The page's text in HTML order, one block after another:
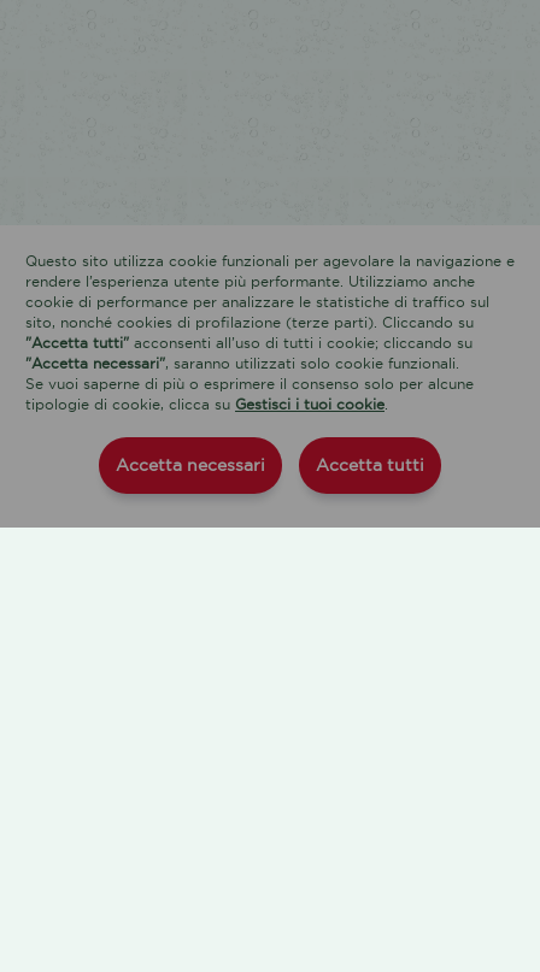
Questo sito utilizza cookie funzionali per agevolare la navigazione e
rendere l’esperienza utente più performante. Utilizziamo anche
cookie di performance per analizzare le statistiche di traffico sul
sito, nonché cookies di profilazione (terze parti). Cliccando su
"Accetta tutti" acconsenti all’uso di tutti i cookie; cliccando su
"Accetta necessari", saranno utilizzati solo cookie funzionali.
Se vuoi saperne di più o esprimere il consenso solo per alcune
tipologie di cookie, clicca su Gestisci i tuoi cookie
Accetta necessari Accetta tutti